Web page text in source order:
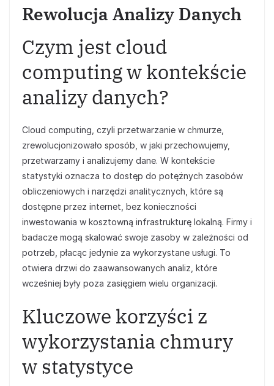
Rewolucja Analizy Danych
Czym jest cloud
computing w kontekście
analizy danych?
Cloud computing, czyli przetwarzanie w chmurze,
zrewolucjonizowało sposób, w jaki przechowujemy,
przetwarzamy i analizujemy dane. W kontekście
statystyki oznacza to dostęp do potężnych zasobów
obliczeniowych i narzędzi analitycznych, które są
dostępne przez internet, bez konieczności
inwestowania w kosztowną infrastrukturę lokalną. Firmy i
badacze mogą skalować swoje zasoby w zależności od
potrzeb, płacąc jedynie za wykorzystane usługi. To
otwiera drzwi do zaawansowanych analiz, które
wcześniej były poza zasięgiem wielu organizacji.
Kluczowe korzyści z
wykorzystania chmury
w statystyce